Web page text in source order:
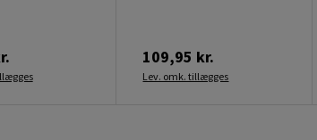
109,95 kr.
Lev. omk. tillægges